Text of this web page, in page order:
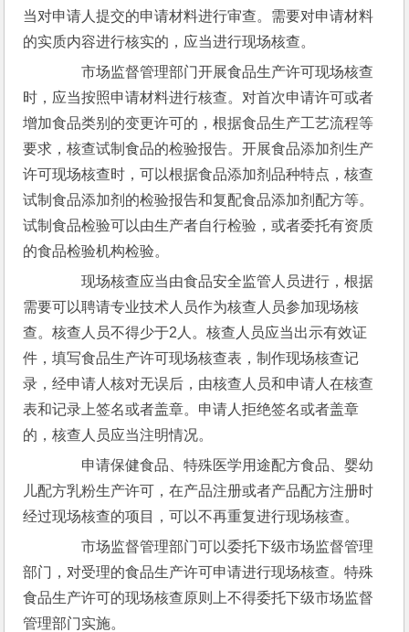
当对申请人提交的申请材料进行审查。需要对申请材料
的实质内容进行核实的，应当进行现场核查。
市场监督管理部门开展食品生产许可现场核查
时，应当按照申请材料进行核查。对首次申请许可或者
增加食品类别的变更许可的，根据食品生产工艺流程等
要求，核查试制食品的检验报告。开展食品添加剂生产
许可现场核查时，可以根据食品添加剂品种特点，核查
试制食品添加剂的检验报告和复配食品添加剂配方等。
试制食品检验可以由生产者自行检验，或者委托有资质
的食品检验机构检验。
现场核查应当由食品安全监管人员进行，根据
需要可以聘请专业技术人员作为核查人员参加现场核
查。核查人员不得少于2人。核查人员应当出示有效证
件，填写食品生产许可现场核查表，制作现场核查记
录，经申请人核对无误后，由核查人员和申请人在核查
表和记录上签名或者盖章。申请人拒绝签名或者盖章
的，核查人员应当注明情况。
申请保健食品、特殊医学用途配方食品、婴幼
儿配方乳粉生产许可，在产品注册或者产品配方注册时
经过现场核查的项目，可以不再重复进行现场核查。
市场监督管理部门可以委托下级市场监督管理
部门，对受理的食品生产许可申请进行现场核查。特殊
食品生产许可的现场核查原则上不得委托下级市场监督
管理部门实施。